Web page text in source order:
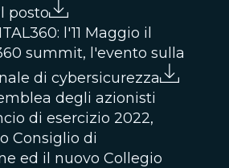
posto
l'11 Maggio il
summit, l'evento sulla
di cybersicurezza
degli azionisti
di esercizio 2022,
Consiglio di
ed il nuovo Collegio